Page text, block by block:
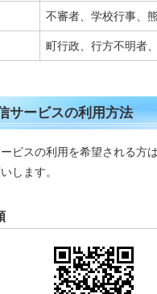
不審者、学校行事、
町行政、行方不明者
サービスの利用方法
ビスの利用を希望される方
します。